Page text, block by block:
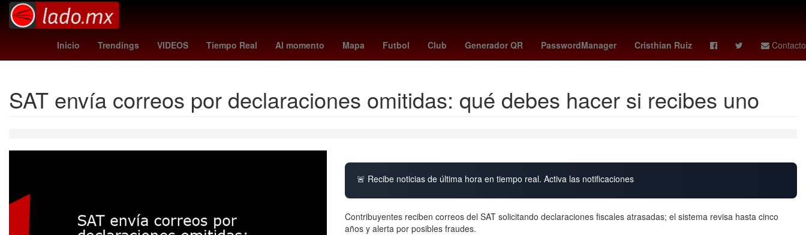
Inicio Trendings VIDEOS Tiempo Real Al momento Mapa Futbol Club Generador QR PasswordManager Cristhian Ruiz Contacto
Semana Santa Temporada 2024 Denuncia Aguascalientes Europa League Final Oficina de la Presidencia de la República Desalojo México Chihuahua
SAT envía correos por declaraciones omitidas: qué debes hacer si recibes uno
🚨 Recibe noticias de última hora en tiempo real. Activa las notificaciones
Contribuyentes reciben correos del SAT solicitando declaraciones fiscales atrasadas; el sistema revisa hasta cinco
años y alerta por posibles fraudes.